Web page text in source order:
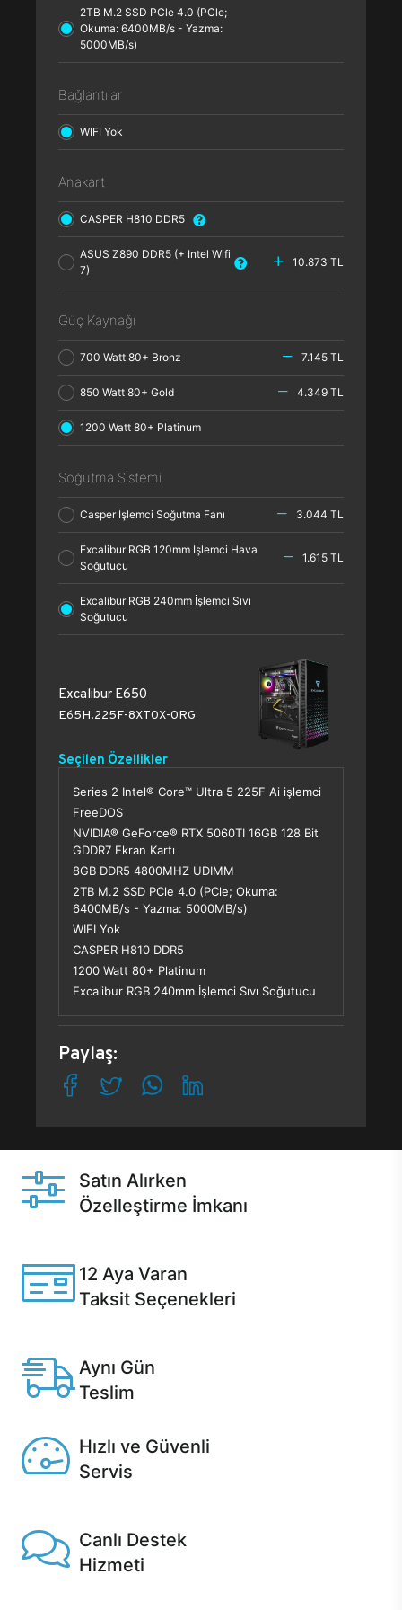
2TB M.2 SSD PCle 4.0 (PCle;
Okuma: 6400MB/s - Yazma:
5000MB/s)
Bağlantılar
WIFI Yok
Anakart
CASPER H810 DDR5
ASUS Z890 DDR5 (+ Intel Wifi
7)
10.873 TL
Güç Kaynağı
700 Watt 80+ Bronz 7.145 TL
850 Watt 80+ Gold 4.349 TL
1200 Watt 80+ Platinum
Soğutma Sistemi
Casper İşlemci Soğutma Fanı 3.044 TL
Excalibur RGB 120mm İşlemci Hava
Soğutucu
1.615 TL
Excalibur RGB 240mm İşlemci Sıvı
Soğutucu
Excalibur E650
E65H.225F-8XT0X-0RG
Seçilen Özellikler
Series 2 Intel® Core™ Ultra 5 225F Ai işlemci
FreeDOS
NVIDIA® GeForce® RTX 5060TI 16GB 128 Bit
GDDR7 Ekran Kartı
8GB DDR5 4800MHZ UDIMM
2TB M.2 SSD PCle 4.0 (PCle; Okuma:
6400MB/s - Yazma: 5000MB/s)
WIFI Yok
CASPER H810 DDR5
1200 Watt 80+ Platinum
Excalibur RGB 240mm İşlemci Sıvı Soğutucu
Paylaş:
Satın Alırken
Özelleştirme İmkanı
12 Aya Varan
Taksit Seçenekleri
Aynı Gün
Teslim
Hızlı ve Güvenli
Servis
Canlı Destek
Hizmeti